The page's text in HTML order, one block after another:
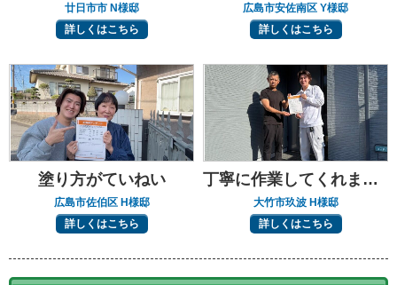
廿日市市 N様邸
詳しくはこちら
広島市安佐南区 Y様邸
詳しくはこちら
塗り方がていねい
広島市佐伯区 H様邸
詳しくはこちら
丁寧に作業してくれました
大竹市玖波 H様邸
詳しくはこちら